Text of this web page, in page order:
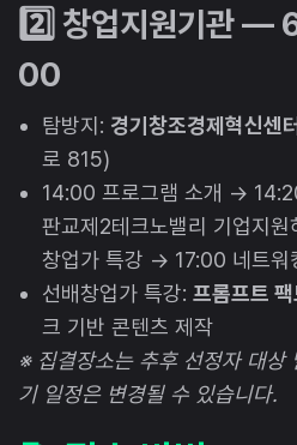
2️⃣ 창업지원기관 —
00
탐방지: 경기창조경제혁신센터
로 815)
14:00 프로그램 소개 →
판교제2테크노밸리 기업지
창업가 특강 → 17:00 네트워
선배창업가 특강: 프롬프트 팩
크 기반 콘텐츠 제작
※ 집결장소는 추후 선정자 대상
기 일정은 변경될 수 있습니다.